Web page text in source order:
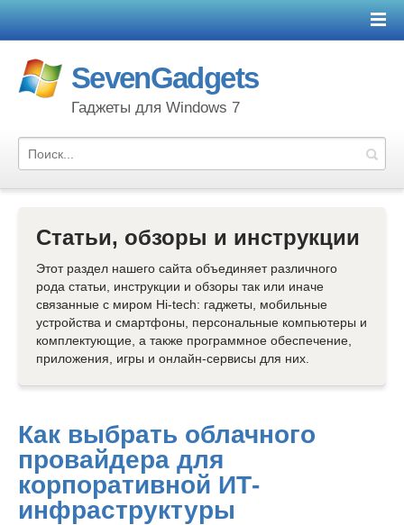
SevenGadgets
Гаджеты для Windows 7
Статьи, обзоры и инструкции
Этот раздел нашего сайта объединяет различного
рода статьи, инструкции и обзоры так или иначе
связанные с миром Hi-tech: гаджеты, мобильные
устройства и смартфоны, персональные компьютеры и
комплектующие, а также программное обеспечение,
приложения, игры и онлайн-сервисы для них.
Как выбрать облачного
провайдера для
корпоративной ИТ-
инфраструктуры